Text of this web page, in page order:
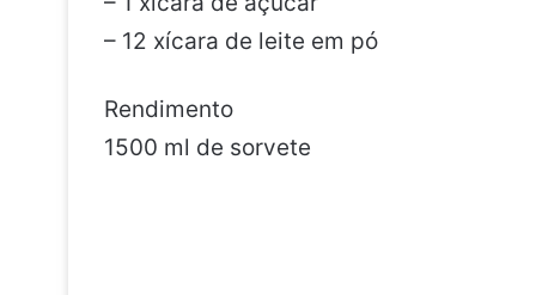
– 12 xícara de leite em pó
Rendimento
1500 ml de sorvete